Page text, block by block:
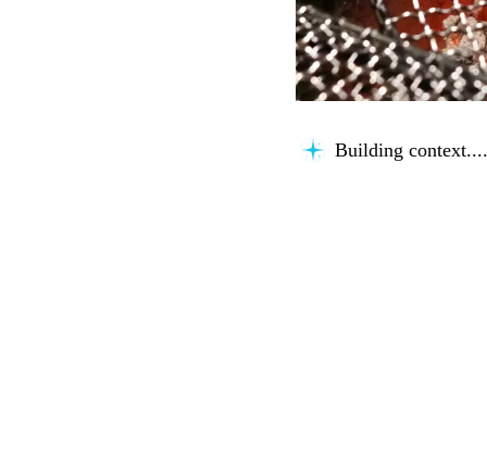
Building context...